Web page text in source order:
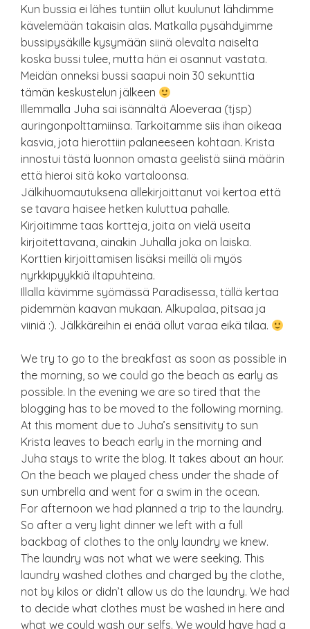
Kun bussia ei lähes tuntiin ollut kuulunut lähdimme
kävelemään takaisin alas. Matkalla pysähdyimme
bussipysäkille kysymään siinä olevalta naiselta
koska bussi tulee, mutta hän ei osannut vastata.
Meidän onneksi bussi saapui noin 30 sekunttia
tämän keskustelun jälkeen
Illemmalla Juha sai isännältä Aloeveraa (tjsp)
auringonpolttamiinsa. Tarkoitamme siis ihan oikeaa
kasvia, jota hierottiin palaneeseen kohtaan. Krista
innostui tästä luonnon omasta geelistä siinä määrin
että hieroi sitä koko vartaloonsa.
Jälkihuomautuksena allekirjoittanut voi kertoa että
se tavara haisee hetken kuluttua pahalle.
Kirjoitimme taas kortteja, joita on vielä useita
kirjoitettavana, ainakin Juhalla joka on laiska.
Korttien kirjoittamisen lisäksi meillä oli myös
nyrkkipyykkiä iltapuhteina.
Illalla kävimme syömässä Paradisessa, tällä kertaa
pidemmän kaavan mukaan. Alkupalaa, pitsaa ja
viiniä :). Jälkkäreihin ei enää ollut varaa eikä tilaa.
We try to go to the breakfast as soon as possible in
the morning, so we could go the beach as early as
possible. In the evening we are so tired that the
blogging has to be moved to the following morning.
At this moment due to Juha’s sensitivity to sun
Krista leaves to beach early in the morning and
Juha stays to write the blog. It takes about an hour.
On the beach we played chess under the shade of
sun umbrella and went for a swim in the ocean.
For afternoon we had planned a trip to the laundry.
So after a very light dinner we left with a full
backbag of clothes to the only laundry we knew.
The laundry was not what we were seeking. This
laundry washed clothes and charged by the clothe,
not by kilos or didn’t allow us do the laundry. We had
to decide what clothes must be washed in here and
what we could wash our selfs. We would have had a